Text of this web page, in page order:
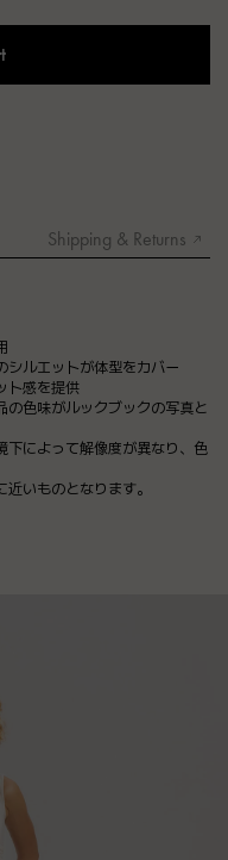
Shipping & Returns
シルエットが体型をカバー
ト感を提供
の色味がルックブックの写真と
下によって解像度が異なり、色
いものとなります。